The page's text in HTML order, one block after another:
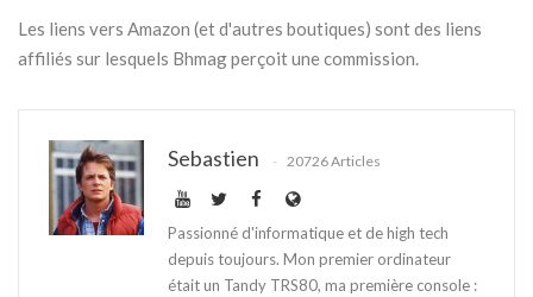
Les liens vers Amazon (et d'autres boutiques) sont des liens
affiliés sur lesquels Bhmag perçoit une commission.
Sebastien 20726 Articles
Passionné d'informatique et de high tech
depuis toujours. Mon premier ordinateur
était un Tandy TRS80, ma première console :